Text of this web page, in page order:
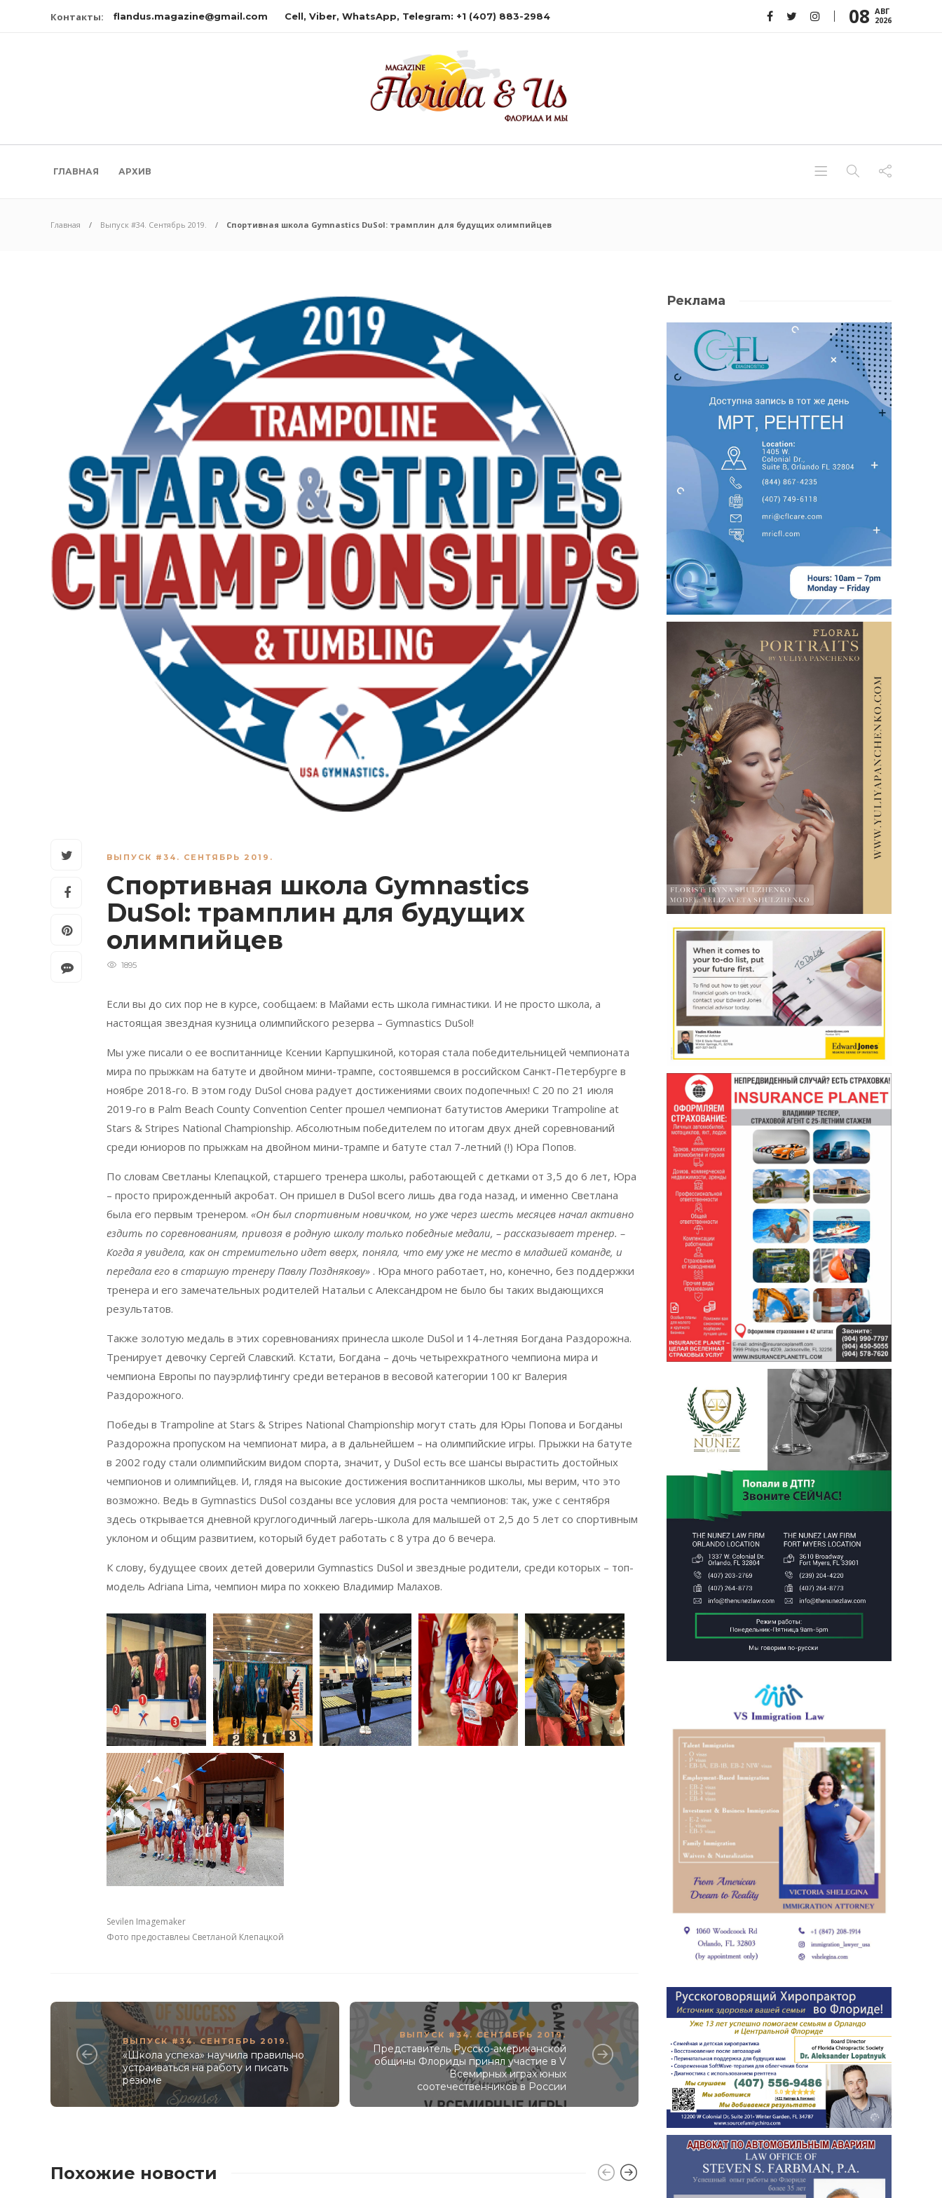
Контакты: flandus.magazine@gmail.com Cell, Viber, WhatsApp, Telegram: +1 (407) 883-2984 08 АВГ
2026
ГЛАВНАЯ АРХИВ
Главная Выпуск #34. Сентябрь 2019. Спортивная школа Gymnastics DuSol: трамплин для будущих олимпийцев
ВЫПУСК #34. СЕНТЯБРЬ 2019.
Спортивная школа Gymnastics
DuSol: трамплин для будущих
олимпийцев
1895
Если вы до сиx пор не в курсе, сообщаем: в Майами есть школа гимнастики. И не просто школа, а
настоящая звездная кузница олимпийского резерва – Gymnastics DuSol!
Мы уже писали о ее воспитаннице Ксении Карпушкиной, которая стала победительницей чемпионата
мира по прыжкам на батуте и двойном мини-трампе, состоявшемся в российском Санкт-Петербурге в
ноябре 2018-го. В этом году DuSol снова радует достижениями своих подопечных! С 20 по 21 июля
2019-го в Palm Beach County Convention Center прошел чемпионат батутистов Америки Trampoline at
Stars & Stripes National Championship. Абсолютным победителем по итогам двуx дней соревнований
среди юниоров по прыжкам на двойном мини-трампе и батуте стал 7-летний (!) Юра Попов.
По словам Светланы Клепацкой, старшего тренера школы, работающей с детками от 3,5 до 6 лет, Юра
– просто прирожденный акробат. Он пришел в DuSol всего лишь два года назад, и именно Светлана
была его первым тренером. «Он был спортивным новичком, но уже через шесть месяцев начал активно
ездить по соревнованиям, привозя в родную школу только победные медали, – рассказывает тренер. –
Когда я увидела, как он стремительно идет вверх, поняла, что ему уже не место в младшей команде, и
передала его в старшую тренеру Павлу Позднякову» . Юра много работает, но, конечно, без поддержки
тренера и его замечательных родителей Натальи с Александром не было бы таких выдающихся
результатов.
Также золотую медаль в этих соревнованиях принесла школе DuSol и 14-летняя Богдана Раздорожна.
Тренирует девочку Сергей Славский. Кстати, Богдана – дочь четырехкратного чемпиона мира и
чемпиона Европы по пауэрлифтингу среди ветеранов в весовой категории 100 кг Валерия
Раздорожного.
Победы в Trampoline at Stars & Stripes National Championship могут стать для Юры Попова и Богданы
Раздорожна пропуском на чемпионат мира, а в дальнейшем – на олимпийские игры. Прыжки на батуте
в 2002 году стали олимпийским видом спорта, значит, у DuSol есть все шансы вырастить достойныx
чемпионов и олимпийцев. И, глядя на высокие достижения воспитанников школы, мы верим, что это
возможно. Ведь в Gymnastics DuSol созданы все условия для роста чемпионов: так, уже с сентября
здесь открывается дневной круглогодичный лагерь-школа для малышей от 2,5 до 5 лет со спортивным
уклоном и общим развитием, который будет работать с 8 утра до 6 вечера.
К слову, будущее своиx детей доверили Gymnastics DuSol и звездные родители, среди которыx – топ-
модель Adriana Lima, чемпион мира по хоккею Владимир Малахов.
Sevilen Imagemaker
Фото предоставлеы Светланой Клепацкой
ВЫПУСК #34. СЕНТЯБРЬ 2019.
«Школа успеха» научила правильно
устраиваться на работу и писать
резюме
ВЫПУСК #34. СЕНТЯБРЬ 2019.
Представитель Русско-американской
общины Флориды принял участие в V
Всемирных играх юных
соотечественников в России
Похожие новости
Реклама